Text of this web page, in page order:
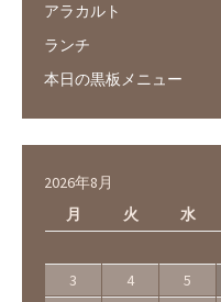
アラカルト
ランチ
本日の黒板メニュー
2026年8月
月
火 水
3
4 5